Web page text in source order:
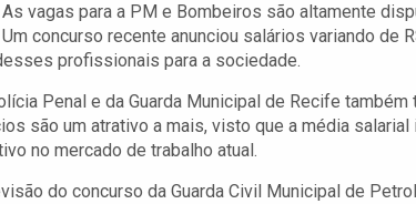
vagas para a PM e Bombeiros são altamente
concurso recente anunciou salários variando de
profissionais para a sociedade.
Penal e da Guarda Municipal de Recife também
são um atrativo a mais, visto que a média salarial
no mercado de trabalho atual.
do concurso da Guarda Civil Municipal de